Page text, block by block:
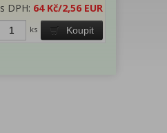
s DPH: 64 Kč/2,56 EUR
Koupit
ks